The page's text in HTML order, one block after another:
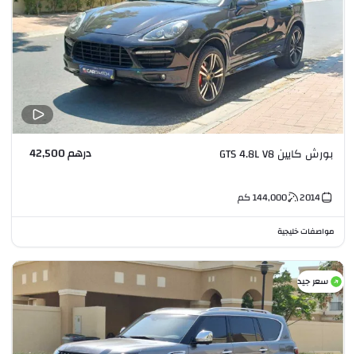
بورش كايين GTS 4.8L V8 درهم 42,500
2014
144,000كم
مواصفات خليجية
سعر جيد